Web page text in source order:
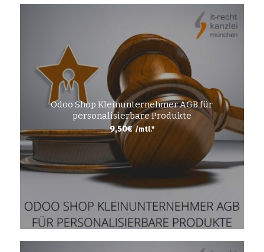
Odoo Shop Kleinunternehmer AGB für
personalisierbare Produkte
9,50€ /mtl.*